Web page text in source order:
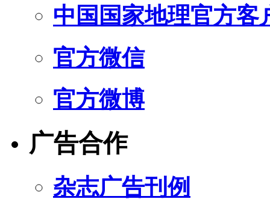
中国国家地理官方客
官方微信
官方微博
广告合作
杂志广告刊例